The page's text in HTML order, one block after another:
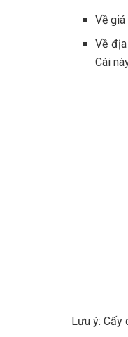
Về
Về
Cái
Lưu ý: Cấy